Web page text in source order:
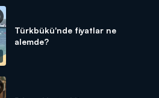
Türkbükü'nde fiyatlar ne
alemde?